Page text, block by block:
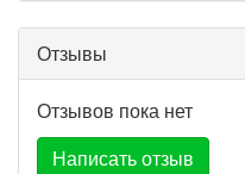
Отзывы
Отзывов пока нет
Написать отзыв